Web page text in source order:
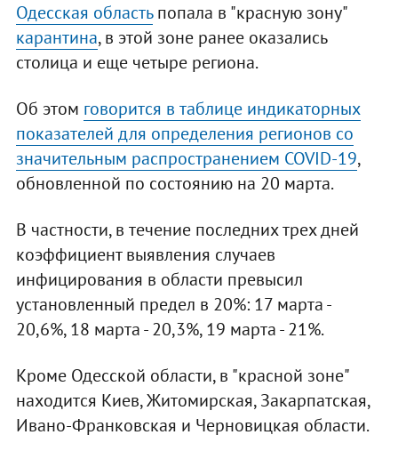
Одесская областьпопала в "красную зону"
карантина, в этой зоне ранее оказались
столица и еще четыре региона.
Об этом говорится в таблице индикаторных
показателей для определения регионов со
значительным распространением COVID-19,
обновленной по состоянию на 20 марта.
В частности, в течение последних трех дней
коэффициент выявления случаев
инфицирования в области превысил
установленный предел в 20%: 17 марта -
20,6%, 18 марта - 20,3%, 19 марта - 21%.
Кроме Одесской области, в "красной зоне"
находится Киев, Житомирская, Закарпатская,
Ивано-Франковская и Черновицкая области.